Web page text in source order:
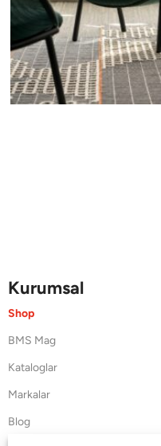
Kurumsal
Shop
BMS Mag
Kataloglar
Markalar
Blog